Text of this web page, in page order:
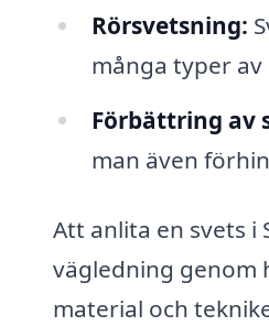
Rörsvetsning:
många typer
Förbättring av
man även
Att anlita en svets
vägledning genom
material och